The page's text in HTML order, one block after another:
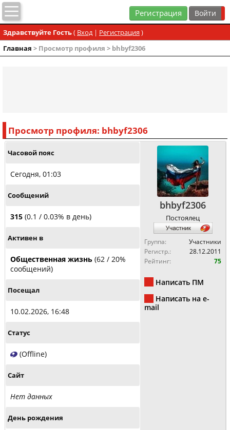
Регистрация
Здравствуйте Гость( Вход| Регистрация )
Главная > Просмотр профиля > bhbyf2306
Просмотр профиля: bhbyf2306
bhbyf2306
Постоялец
Группа:
Участники
Регистр.:
28.12.2011
Рейтинг:
75
Написать ПМ
Написать на e-
mail
Часовой пояс
Сегодня, 01:03
Сообщений
315 (0.1 / 0.03% в день)
Активен в
Общественная жизнь (62 / 20%
сообщений)
Посещал
10.02.2026, 16:48
Статус
(Offline)
Сайт
Нет данных
День рождения